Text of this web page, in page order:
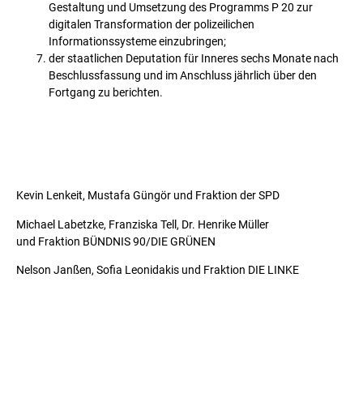
Gestaltung und Umsetzung des Programms P 20 zur
digitalen Transformation der polizeilichen
Informationssysteme einzubringen;
der staatlichen Deputation für Inneres sechs Monate nach
Beschlussfassung und im Anschluss jährlich über den
Fortgang zu berichten.
Kevin Lenkeit, Mustafa Güngör und Fraktion der SPD
Michael Labetzke, Franziska Tell, Dr. Henrike Müller
und Fraktion BÜNDNIS 90/DIE GRÜNEN
Nelson Janßen, Sofia Leonidakis und Fraktion DIE LINKE